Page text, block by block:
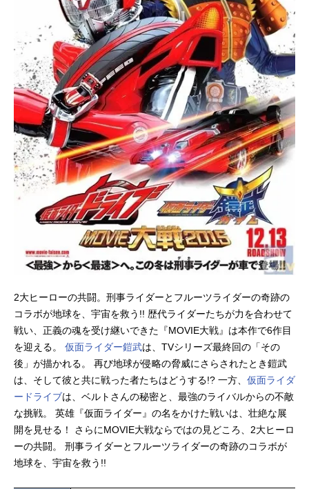
2大ヒーローの共闘。刑事ライダーとフルーツライダーの奇跡の
コラボが地球を、宇宙を救う!! 歴代ライダーたちが力を合わせて
戦い、正義の魂を受け継いできた『MOVIE大戦』は本作で6作目
を迎える。 仮面ライダー鎧武は、TVシリーズ最終回の「その
後」が描かれる。 再び地球が侵略の脅威にさらされたとき鎧武
は、そして彼と共に戦った者たちはどうする!? 一方、 仮面ライダ
ードライブは、ベルトさんの秘密と、最強のライバルからの不敵
な挑戦。 英雄『仮面ライダー』の名をかけた戦いは、壮絶な展
開を見せる！ さらにMOVIE大戦ならではの見どころ、2大ヒーロ
ーの共闘。 刑事ライダーとフルーツライダーの奇跡のコラボが
地球を、宇宙を救う!!